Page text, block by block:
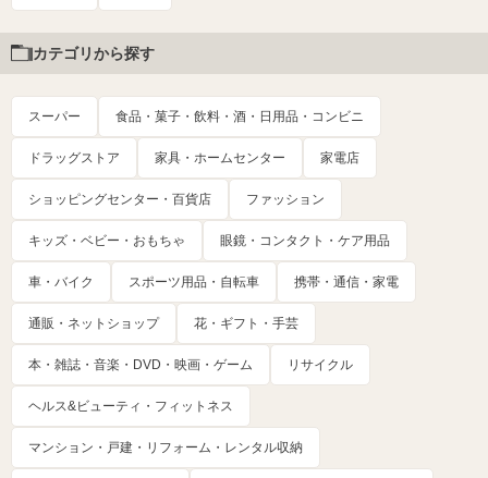
カテゴリから探す
スーパー 食品・菓子・飲料・酒・日用品・コンビニ
ドラッグストア 家具・ホームセンター 家電店
ショッピングセンター・百貨店 ファッション
キッズ・ベビー・おもちゃ 眼鏡・コンタクト・ケア用品
車・バイク スポーツ用品・自転車 携帯・通信・家電
通販・ネットショップ 花・ギフト・手芸
本・雑誌・音楽・DVD・映画・ゲーム リサイクル
ヘルス&ビューティ・フィットネス
マンション・戸建・リフォーム・レンタル収納